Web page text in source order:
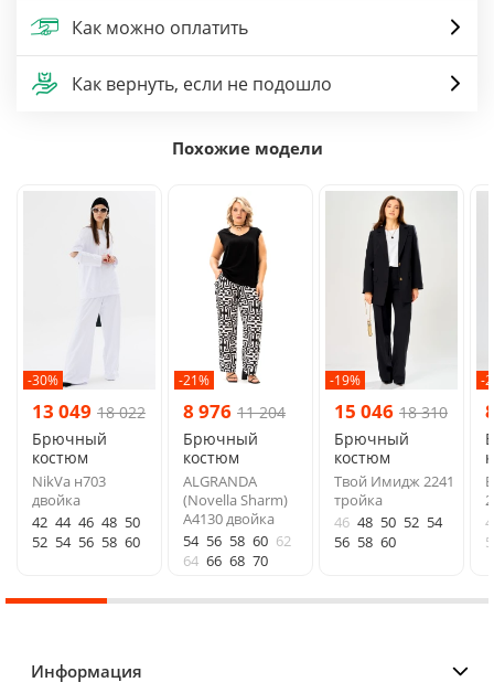
Как можно оплатить
Как вернуть, если не подошло
Похожие модели
-30%
13 049 18 022
Брючный
костюм
NikVa н703
двойка
42 44 46 48 50
52 54 56 58 60
-21%
8 976 11 204
Брючный
костюм
ALGRANDA
(Novella Sharm)
A4130 двойка
54 56 58 60 62
64 66 68 70
-19%
15 046 18 310
Брючный
костюм
Твой Имидж 2241
тройка
46 48 50 52 54
56 58 60
-
Информация